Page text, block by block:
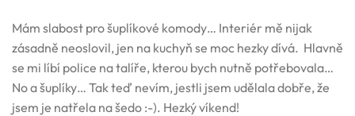
Mám slabost pro šuplíkové komody… Interiér mě nijak
zásadně neoslovil, jen na kuchyň se moc hezky dívá. Hlavně
se mi líbí police na talíře, kterou bych nutně potřebovala…
No a šuplíky… Tak teď nevím, jestli jsem udělala dobře, že
jsem je natřela na šedo :-). Hezký víkend!